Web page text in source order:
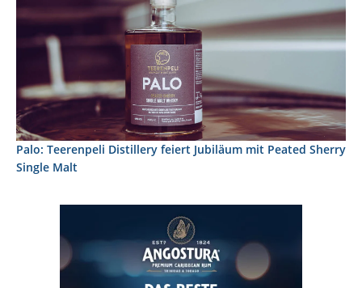
Palo: Teerenpeli Distillery feiert Jubiläum mit Peated Sherry
Single Malt